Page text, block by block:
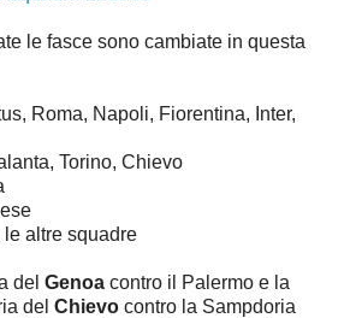
le fasce sono cambiate in questa
Roma, Napoli, Fiorentina, Inter,
Torino, Chievo
le altre squadre
del Genoa contro il Palermo e la
del Chievo contro la Sampdoria